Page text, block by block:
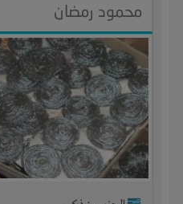
محمود رمضان